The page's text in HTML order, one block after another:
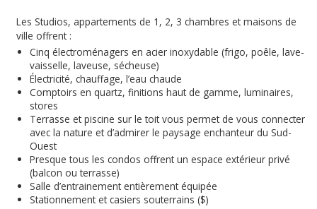
Les Studios, appartements de 1, 2, 3 chambres et maisons de
ville offrent :
Cinq électroménagers en acier inoxydable (frigo, poêle, lave-
vaisselle, laveuse, sécheuse)
Électricité, chauffage, l’eau chaude
Comptoirs en quartz, finitions haut de gamme, luminaires,
stores
Terrasse et piscine sur le toit vous permet de vous connecter
avec la nature et d’admirer le paysage enchanteur du Sud-
Ouest
Presque tous les condos offrent un espace extérieur privé
(balcon ou terrasse)
Salle d’entrainement entièrement équipée
Stationnement et casiers souterrains ($)